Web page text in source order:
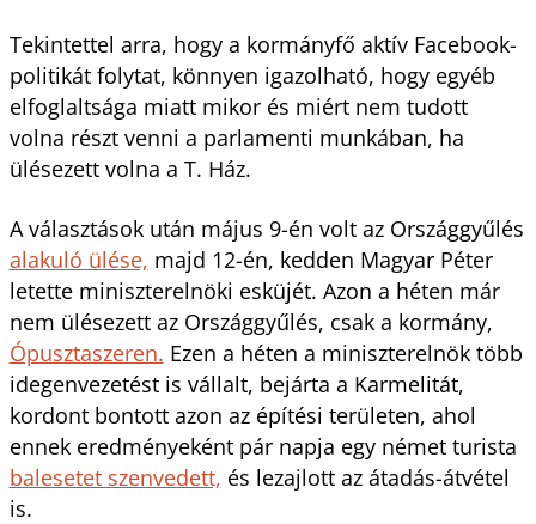
Tekintettel arra, hogy a kormányfő aktív Facebook-
politikát folytat, könnyen igazolható, hogy egyéb
elfoglaltsága miatt mikor és miért nem tudott
volna részt venni a parlamenti munkában, ha
ülésezett volna a T. Ház.
A választások után május 9-én volt az Országgyűlés
alakuló ülése, majd 12-én, kedden Magyar Péter
letette miniszterelnöki esküjét. Azon a héten már
nem ülésezett az Országgyűlés, csak a kormány,
Ópusztaszeren. Ezen a héten a miniszterelnök több
idegenvezetést is vállalt, bejárta a Karmelitát,
kordont bontott azon az építési területen, ahol
ennek eredményeként pár napja egy német turista
balesetet szenvedett, és lezajlott az átadás-átvétel
is.